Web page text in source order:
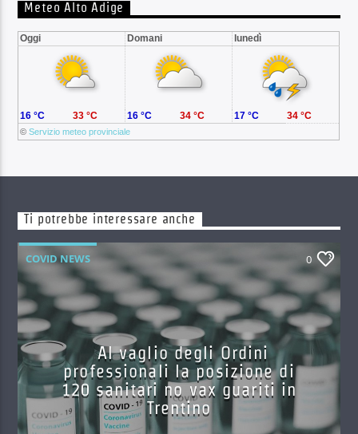
Meteo Alto Adige
Oggi Domani lunedì
©Servizio meteo provinciale
16 °C 33 °C 16 °C 34 °C 17 °C 34 °C
Ti potrebbe interessare anche
COVID NEWS 0
Al vaglio degli Ordini
professionali la posizione di
120 sanitari no vax guariti in
Trentino